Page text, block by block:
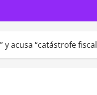
y acusa “catástrofe